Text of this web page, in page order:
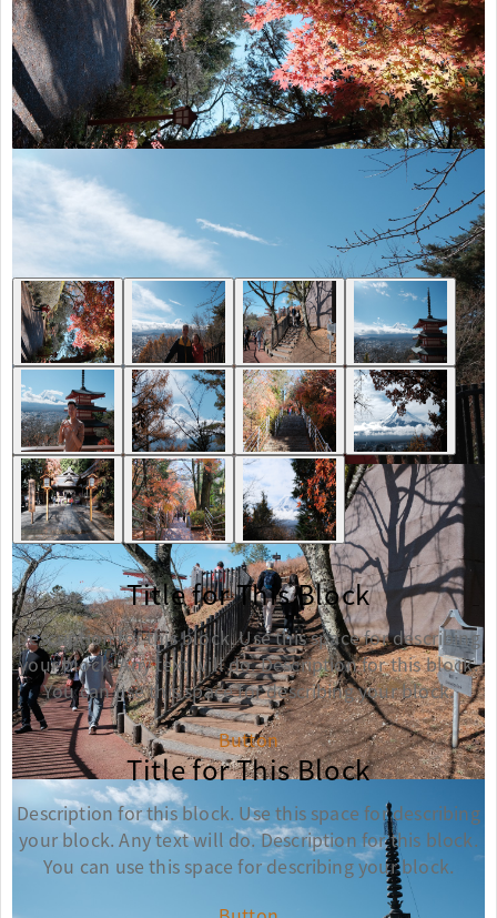
Title for This Block
Description for this block. Use this space for describing
your block. Any text will do. Description for this block.
You can use this space for describing your block.
Button
Title for This Block
Description for this block. Use this space for describing
your block. Any text will do. Description for this block.
You can use this space for describing your block.